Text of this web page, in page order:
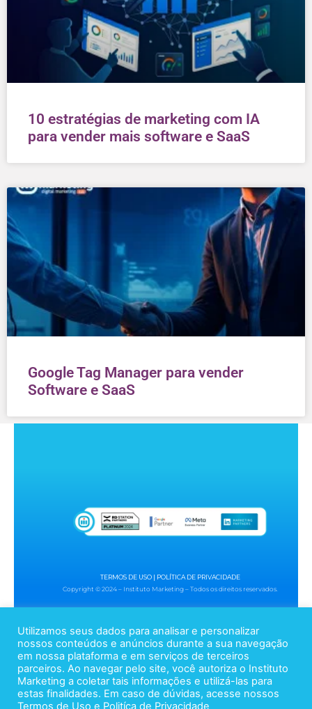
10 estratégias de marketing com IA
para vender mais software e SaaS
Google Tag Manager para vender
Software e SaaS
TERMOS DE USO | POLÍTICA DE PRIVACIDADE
Copyright © 2024 – Instituto Marketing – Todos os direitos reservados.
Siga-nos!
Utilizamos seus dados para analisar e personalizar
nossos conteúdos e anúncios durante a sua navegação
em nossa plataforma e em serviços de terceiros
parceiros. Ao navegar pelo site, você autoriza o Instituto
Marketing a coletar tais informações e utilizá-las para
estas finalidades. Em caso de dúvidas, acesse nossos
Termos de Uso e Politíca de Privacidade